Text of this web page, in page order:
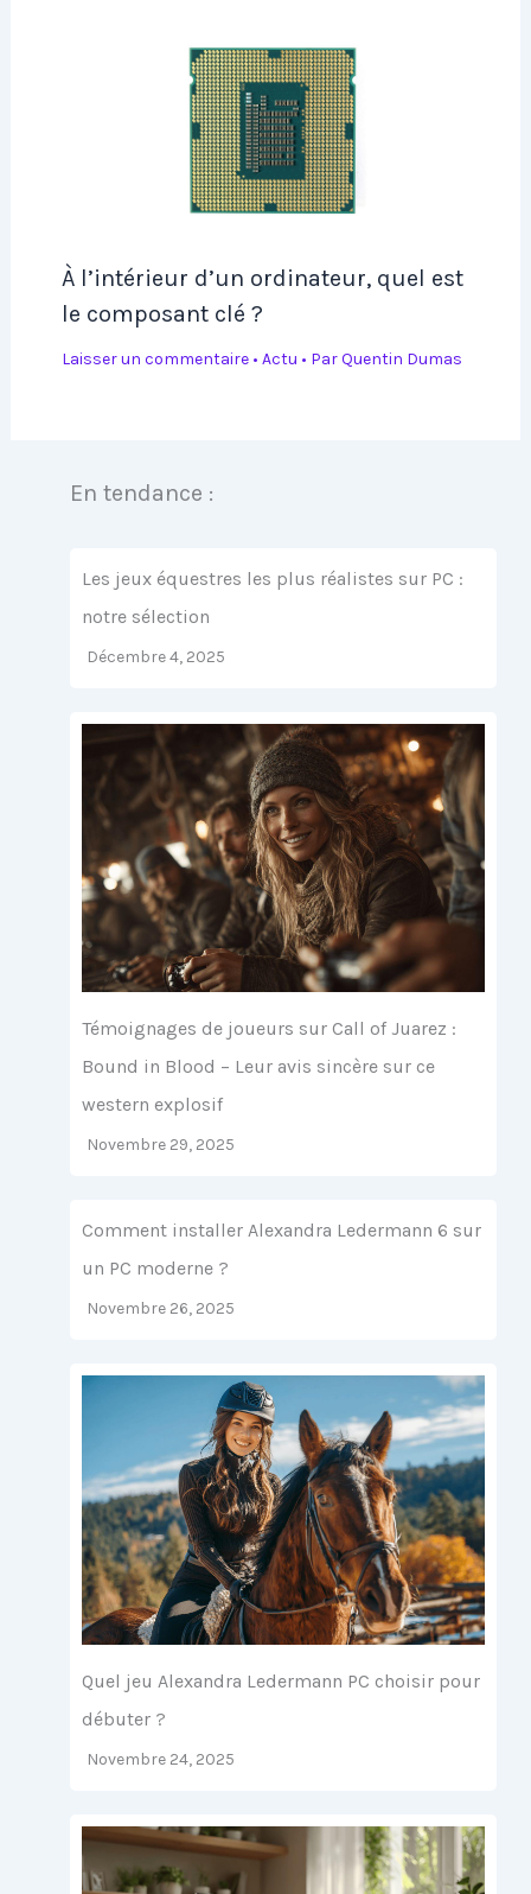
À l’intérieur d’un ordinateur, quel est
le composant clé ?
Laisser un commentaire • Actu • ParQuentin Dumas
En tendance :
Les jeux équestres les plus réalistes sur PC :
notre sélection
Décembre 4, 2025
Témoignages de joueurs sur Call of Juarez :
Bound in Blood – Leur avis sincère sur ce
western explosif
Novembre 29, 2025
Comment installer Alexandra Ledermann 6 sur
un PC moderne ?
Novembre 26, 2025
Quel jeu Alexandra Ledermann PC choisir pour
débuter ?
Novembre 24, 2025